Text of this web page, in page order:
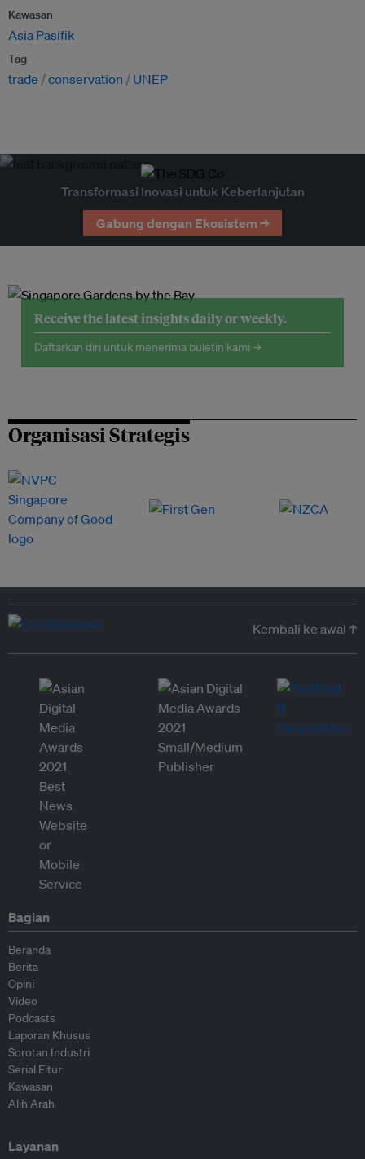
Kawasan
Asia Pasifik
Tag
trade conservation UNEP
Transformasi Inovasi untuk Keberlanjutan
Gabung dengan Ekosistem →
Receive the latest insights daily or weekly.
Daftarkan diri untuk menerima buletin kami →
Organisasi Strategis
Kembali ke awal ↑
Bagian
Beranda
Berita
Opini
Video
Podcasts
Laporan Khusus
Sorotan Industri
Serial Fitur
Kawasan
Alih Arah
Layanan